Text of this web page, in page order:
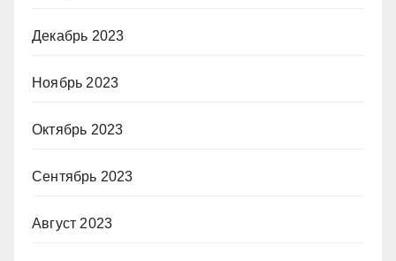
Декабрь 2023
Ноябрь 2023
Октябрь 2023
Сентябрь 2023
Август 2023